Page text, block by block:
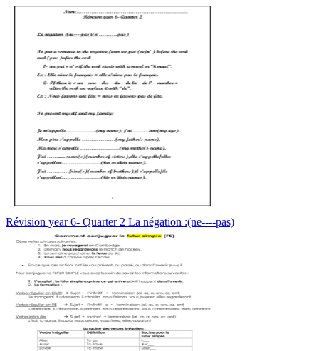
Révision year 6- Quarter 2 La négation :(ne----pas)